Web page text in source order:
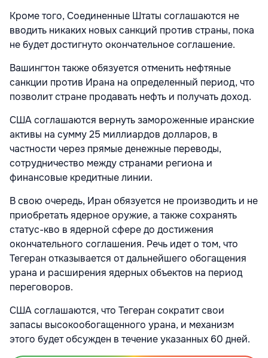
Кроме того, Соединенные Штаты соглашаются не
вводить никаких новых санкций против страны, пока
не будет достигнуто окончательное соглашение.
Вашингтон также обязуется отменить нефтяные
санкции против Ирана на определенный период, что
позволит стране продавать нефть и получать доход.
США соглашаются вернуть замороженные иранские
активы на сумму 25 миллиардов долларов, в
частности через прямые денежные переводы,
сотрудничество между странами региона и
финансовые кредитные линии.
В свою очередь, Иран обязуется не производить и не
приобретать ядерное оружие, а также сохранять
статус-кво в ядерной сфере до достижения
окончательного соглашения. Речь идет о том, что
Тегеран отказывается от дальнейшего обогащения
урана и расширения ядерных объектов на период
переговоров.
США соглашаются, что Тегеран сократит свои
запасы высокообогащенного урана, и механизм
этого будет обсужден в течение указанных 60 дней.